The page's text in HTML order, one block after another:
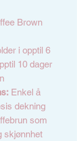
Brown
i opptil 6
10 dager
Enkel å
dekning
som
skjønnhet